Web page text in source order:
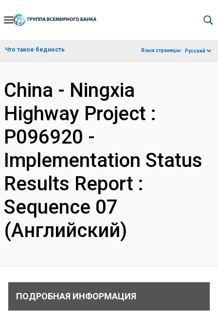
Skip
Navigation
Что такое бедность Язык страницы: Русский
China - Ningxia
Highway Project :
P096920 -
Implementation Status
Results Report :
Sequence 07
(Английский)
ПОДРОБНАЯ ИНФОРМАЦИЯ